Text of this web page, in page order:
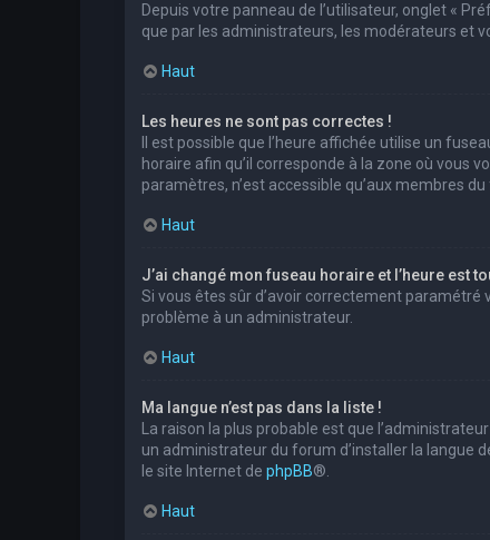
Depuis votre panneau de l’utilisateur, onglet «
que par les administrateurs, les modérateurs et
Haut
Les heures ne sont pas correctes !
Il est possible que l’heure affichée utilise un
horaire afin qu’il corresponde à la zone où vous
paramètres, n’est accessible qu’aux membres
Haut
J’ai changé mon fuseau horaire et l’heure est
Si vous êtes sûr d’avoir correctement paramétré
problème à un administrateur.
Haut
Ma langue n’est pas dans la liste !
La raison la plus probable est que
un administrateur du forum d’installer la langue
le site Internet de phpBB®.
Haut